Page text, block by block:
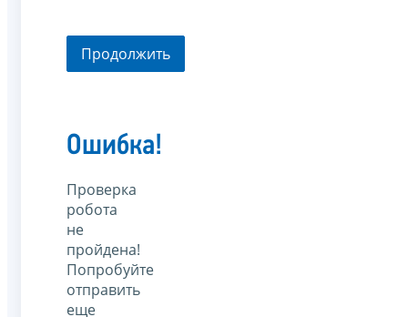
Продолжить
Ошибка!
Проверка
робота
не
пройдена!
Попробуйте
отправить
еще